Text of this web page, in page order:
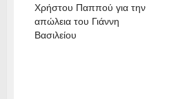
Χρήστου Παππού για την
απώλεια του Γιάννη
Βασιλείου